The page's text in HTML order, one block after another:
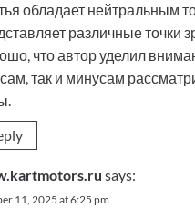
обладает нейтральным
различные точки
что автор уделил
так и минусам
says:
11, 2025 at 6:25 pm